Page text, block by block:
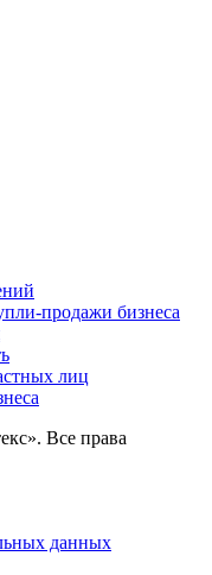
продажи бизнеса
лиц
Все права
данных